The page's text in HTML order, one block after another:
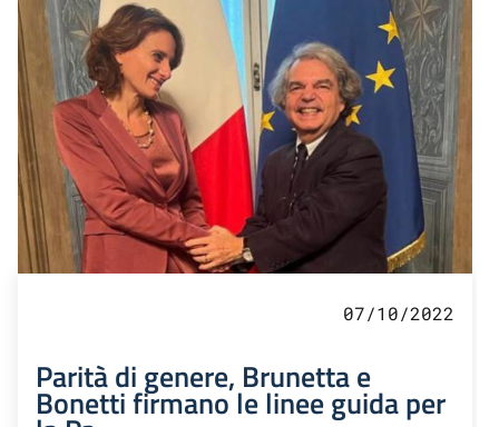
07/10/2022
Parità di genere, Brunetta e
Bonetti firmano le linee guida per